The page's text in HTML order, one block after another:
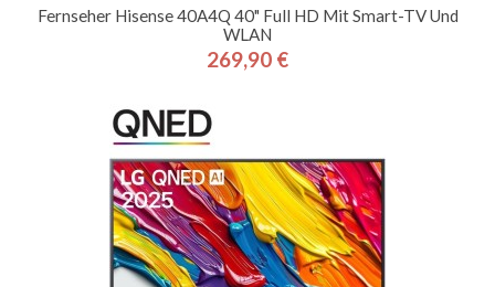
Fernseher Hisense 40A4Q 40" Full HD Mit Smart-TV Und
WLAN
Preis
269,90 €